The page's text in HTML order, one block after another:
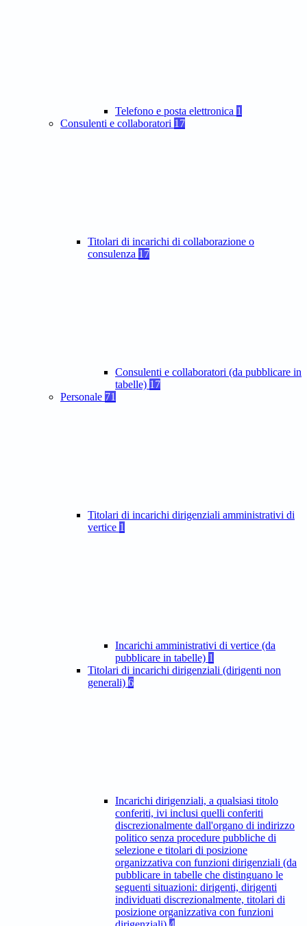
Telefono e posta elettronica 1
Consulenti e collaboratori 17
Titolari di incarichi di collaborazione o
consulenza 17
Consulenti e collaboratori (da pubblicare in
tabelle) 17
Personale 71
Titolari di incarichi dirigenziali amministrativi di
vertice 1
Incarichi amministrativi di vertice (da
pubblicare in tabelle) 1
Titolari di incarichi dirigenziali (dirigenti non
generali) 6
Incarichi dirigenziali, a qualsiasi titolo
conferiti, ivi inclusi quelli conferiti
discrezionalmente dall'organo di indirizzo
politico senza procedure pubbliche di
selezione e titolari di posizione
organizzativa con funzioni dirigenziali (da
pubblicare in tabelle che distinguano le
seguenti situazioni: dirigenti, dirigenti
individuati discrezionalmente, titolari di
posizione organizzativa con funzioni